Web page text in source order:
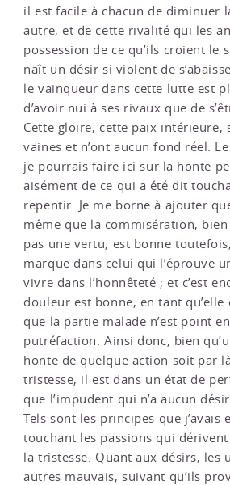
il est facile à chacun de diminuer
autre, et de cette rivalité qui les
possession de ce qu’ils croient le
naît un désir si violent de
le vainqueur dans cette lutte est
d’avoir nui à ses rivaux que de
Cette gloire, cette paix intérieure,
vaines et n’ont aucun fond réel.
je pourrais faire ici sur la honte
aisément de ce qui a été dit
repentir. Je me borne à ajouter
même que la commisération, bien
pas une vertu, est bonne
marque dans celui qui l’éprouve
vivre dans l’honnêteté ; et c’est
douleur est bonne, en tant qu’elle
que la partie malade n’est point
putréfaction. Ainsi donc, bien
honte de quelque action soit par
tristesse, il est dans un état de
que l’impudent qui n’a aucun
Tels sont les principes que j’avais
touchant les passions qui
la tristesse. Quant aux désirs, les
autres mauvais, suivant qu’ils